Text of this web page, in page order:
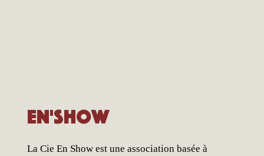
En'Show
La Cie En Show est une association basée à